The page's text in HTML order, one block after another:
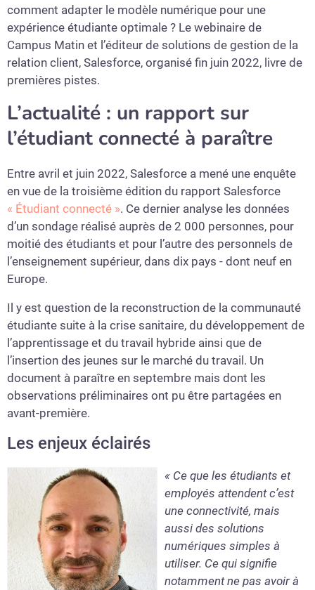
comment adapter le modèle numérique pour une
expérience étudiante optimale ? Le webinaire de
Campus Matin et l’éditeur de solutions de gestion de la
relation client, Salesforce, organisé fin juin 2022, livre de
premières pistes.
L’actualité : un rapport sur
l’étudiant connecté à paraître
Entre avril et juin 2022, Salesforce a mené une enquête
en vue de la troisième édition du rapport Salesforce
« Étudiant connecté ». Ce dernier analyse les données
d’un sondage réalisé auprès de 2 000 personnes, pour
moitié des étudiants et pour l’autre des personnels de
l’enseignement supérieur, dans dix pays - dont neuf en
Europe.
Il y est question de la reconstruction de la communauté
étudiante suite à la crise sanitaire, du développement de
l’apprentissage et du travail hybride ainsi que de
l’insertion des jeunes sur le marché du travail. Un
document à paraître en septembre mais dont les
observations préliminaires ont pu être partagées en
avant-première.
Les enjeux éclairés
« Ce que les étudiants et
employés attendent c’est
une connectivité, mais
aussi des solutions
numériques simples à
utiliser. Ce qui signifie
notamment ne pas avoir à